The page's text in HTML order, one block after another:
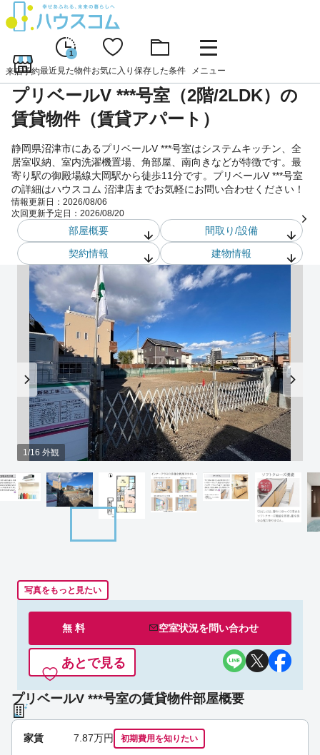
来店予約
1
最近見た物件お気に入り 保存した条件 メニュー
プリベールV ***号室（2階/2LDK）の
賃貸物件（賃貸アパート）
静岡県沼津市にあるプリベールV ***号室はシステムキッチン、全
居室収納、室内洗濯機置場、角部屋、南向きなどが特徴です。最
寄り駅の御殿場線大岡駅から徒歩11分です。プリベールV ***号室
の詳細はハウスコム 沼津店までお気軽にお問い合わせください！
情報更新日： 2026/08/06
次回更新予定日： 2026/08/20
部屋概要
間取り/設備
契約情報
建物情報
1/16 外観
写真をもっと見たい
無 料 空室状況を問い合わせ
あとで見る
プリベールV ***号室の賃貸物件部屋概要
家賃 7.87万円 初期費用を知りたい